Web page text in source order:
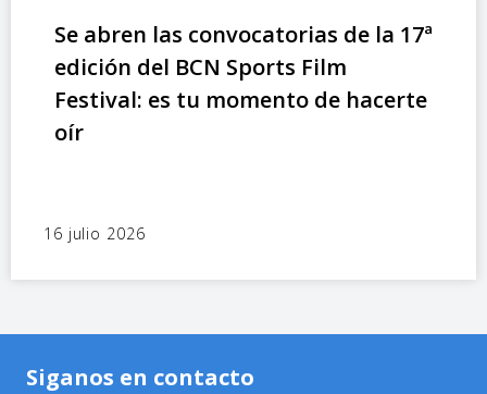
Se abren las convocatorias de la 17ª
edición del BCN Sports Film
Festival: es tu momento de hacerte
oír
16 julio 2026
Siganos en contacto